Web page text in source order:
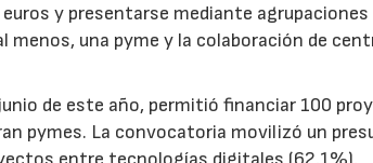
y presentarse mediante
una pyme y la colaboración de
de este año, permitió financiar 100
pymes. La convocatoria movilizó un